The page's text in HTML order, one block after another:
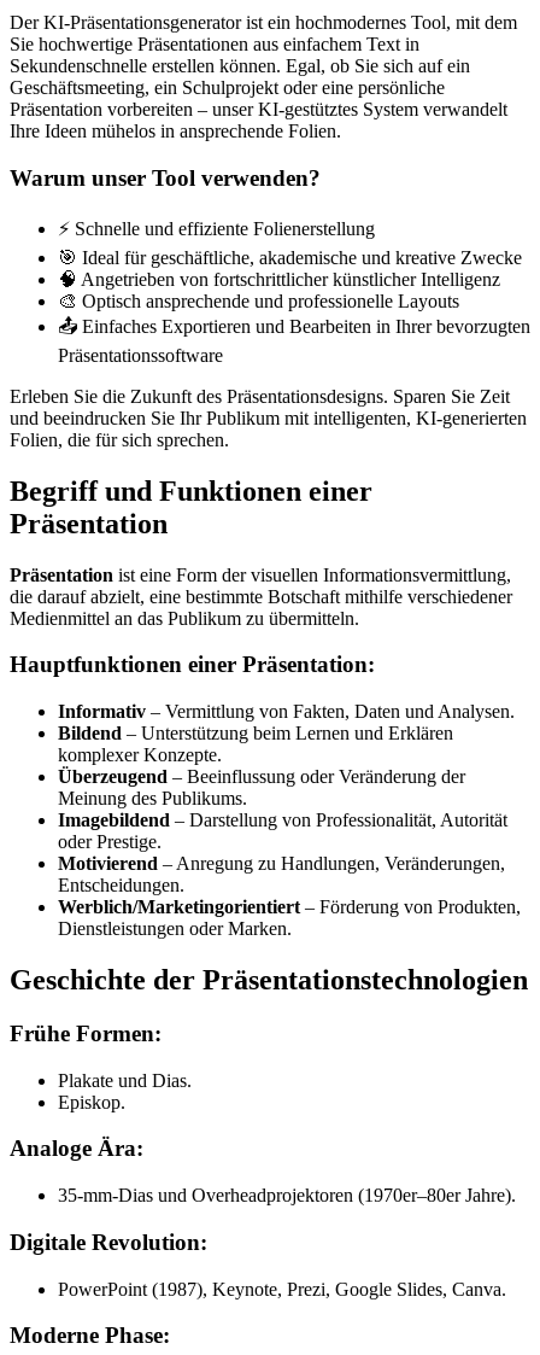
Der KI-Präsentationsgenerator ist ein hochmodernes Tool, mit dem
Sie hochwertige Präsentationen aus einfachem Text in
Sekundenschnelle erstellen können. Egal, ob Sie sich auf ein
Geschäftsmeeting, ein Schulprojekt oder eine persönliche
Präsentation vorbereiten – unser KI-gestütztes System verwandelt
Ihre Ideen mühelos in ansprechende Folien.
Warum unser Tool verwenden?
⚡ Schnelle und effiziente Folienerstellung
🎯 Ideal für geschäftliche, akademische und kreative Zwecke
🧠 Angetrieben von fortschrittlicher künstlicher Intelligenz
🎨 Optisch ansprechende und professionelle Layouts
📤 Einfaches Exportieren und Bearbeiten in Ihrer bevorzugten
Präsentationssoftware
Erleben Sie die Zukunft des Präsentationsdesigns. Sparen Sie Zeit
und beeindrucken Sie Ihr Publikum mit intelligenten, KI-generierten
Folien, die für sich sprechen.
Begriff und Funktionen einer
Präsentation
Präsentation ist eine Form der visuellen Informationsvermittlung,
die darauf abzielt, eine bestimmte Botschaft mithilfe verschiedener
Medienmittel an das Publikum zu übermitteln.
Hauptfunktionen einer Präsentation:
Informativ – Vermittlung von Fakten, Daten und Analysen.
Bildend – Unterstützung beim Lernen und Erklären
komplexer Konzepte.
Überzeugend – Beeinflussung oder Veränderung der
Meinung des Publikums.
Imagebildend – Darstellung von Professionalität, Autorität
oder Prestige.
Motivierend – Anregung zu Handlungen, Veränderungen,
Entscheidungen.
Werblich/Marketingorientiert – Förderung von Produkten,
Dienstleistungen oder Marken.
Geschichte der Präsentationstechnologien
Frühe Formen:
Plakate und Dias.
Episkop.
Analoge Ära:
35-mm-Dias und Overheadprojektoren (1970er–80er Jahre).
Digitale Revolution:
PowerPoint (1987), Keynote, Prezi, Google Slides, Canva.
Moderne Phase: